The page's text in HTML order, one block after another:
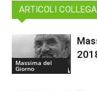
ARTICOLI
Massima del
Giorno